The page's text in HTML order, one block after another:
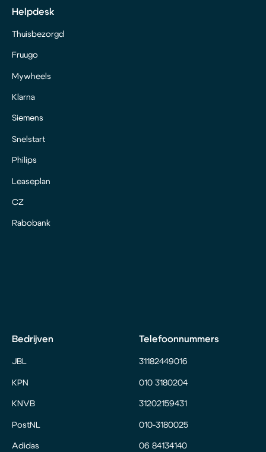
Helpdesk
Thuisbezorgd
Fruugo
Mywheels
Klarna
Siemens
Snelstart
Philips
Leaseplan
CZ
Rabobank
Bedrijven
JBL
KPN
KNVB
PostNL
Adidas
Telefoonnummers
31182449016
010 3180204
31202159431
010-3180025
06 84134140